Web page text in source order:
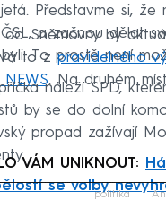
Představme si,
a začnou dělat
To prostě není
do Sněmovny by
to z pravidelného
NEWS. Na druhém
náleží SPD,
by se do dolní
propad zažívají
VÁM UNIKNOUT:
se volby
politika